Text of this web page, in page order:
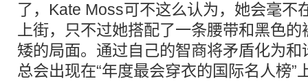
了，Kate Moss可不这么认为，她会毫不
上街，只不过她搭配了一条腰带和黑色
矮的局面。通过自己的智商将矛盾化为
总会出现在“年度最会穿衣的国际名人榜”